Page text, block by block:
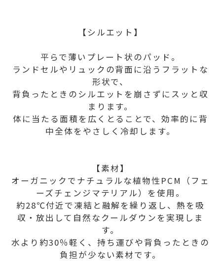
【シルエット】
平らで薄いプレート状のパッド。
ランドセルやリュックの背面に沿うフラットな
形状で、
背負ったときのシルエットを崩さずにスッと収
まります。
体に当たる面積を広くとることで、効率的に背
中全体をやさしく冷却します。
【素材】
オーガニックでナチュラルな植物性PCM（フェ
ーズチェンジマテリアル）を使用。
約28℃付近で凍結と融解を繰り返し、熱を吸
収・放出して自然なクールダウンを実現しま
す。
水より約30％軽く、持ち運びや背負ったときの
負担が少ない素材です。